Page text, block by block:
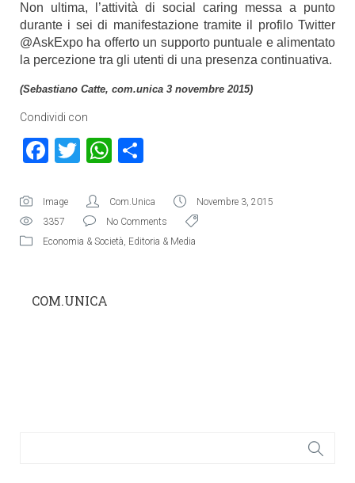
Non ultima, l’attività di social caring messa a punto
durante i sei di manifestazione tramite il profilo Twitter
@AskExpo ha offerto un supporto puntuale e alimentato
la percezione tra gli utenti di una presenza continuativa.
(Sebastiano Catte, com.unica 3 novembre 2015)
Condividi con
Facebook
TwitterWhatsApp
Image Com.Unica
Novembre 3, 2015
3357
No Comments
Economia & Società, Editoria & Media
COM.UNICA